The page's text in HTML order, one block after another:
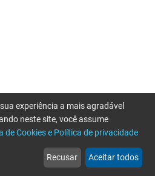
web
Notícias
more_horiz
Mais
experiência a mais agradável
neste site, você assume
de Cookies e Política de privacidade
Recusar Aceitar todos